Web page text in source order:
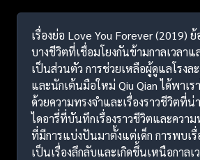
เรื่องย่อ Love You Forever (2019)
บางชีวิตที่เชื่อมโยงกันข้ามกาลเวลา
เป็นส่วนตัว การช่วยเหลือผู้ดูแลโรงละ
และนักเต้นมือใหม่ Qiu Qian ได้พาเร
ด้วยความทรงจำและเรื่องราวชีวิตที่
ไดอารี่ที่บันทึกเรื่องราวชีวิตและความ
ที่มีการแบ่งปันมาตั้งแต่เด็ก การพบเรื่
เป็นเรื่องลึกลับและเกิดขึ้นเหนือกาลเ